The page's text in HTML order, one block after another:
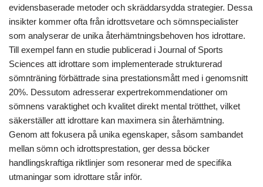
evidensbaserade metoder och skräddarsydda strategier. Dessa
insikter kommer ofta från idrottsvetare och sömnspecialister
som analyserar de unika återhämtningsbehoven hos idrottare.
Till exempel fann en studie publicerad i Journal of Sports
Sciences att idrottare som implementerade strukturerad
sömnträning förbättrade sina prestationsmått med i genomsnitt
20%. Dessutom adresserar expertrekommendationer om
sömnens varaktighet och kvalitet direkt mental trötthet, vilket
säkerställer att idrottare kan maximera sin återhämtning.
Genom att fokusera på unika egenskaper, såsom sambandet
mellan sömn och idrottsprestation, ger dessa böcker
handlingskraftiga riktlinjer som resonerar med de specifika
utmaningar som idrottare står inför.